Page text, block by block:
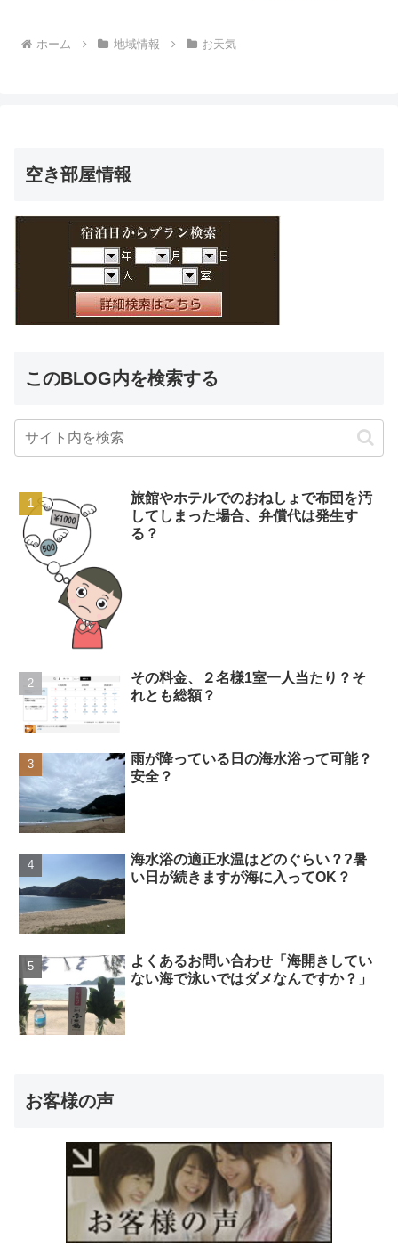
ホーム 地域情報 お天気
空き部屋情報
このBLOG内を検索する
旅館やホテルでのおねしょで布団を汚
してしまった場合、弁償代は発生す
る？
その料金、２名様1室一人当たり？そ
れとも総額？
雨が降っている日の海水浴って可能？
安全？
海水浴の適正水温はどのぐらい？?暑
い日が続きますが海に入ってOK？
よくあるお問い合わせ「海開きしてい
ない海で泳いではダメなんですか？」
お客様の声